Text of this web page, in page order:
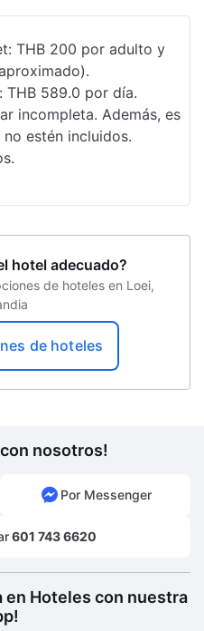
físico
THB 200 por adulto y
THB 589.0 por día.
incompleta. Además, es
estén incluidos.
hotel adecuado?
de hoteles en Loei,
de hoteles
nosotros!
Por Messenger
601 743 6620
en Hoteles con nuestra